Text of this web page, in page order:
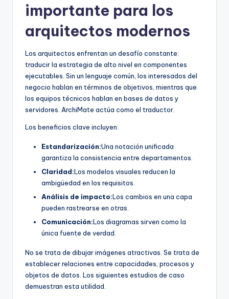
importante para los
arquitectos modernos
Los arquitectos enfrentan un desafío constante:
traducir la estrategia de alto nivel en componentes
ejecutables. Sin un lenguaje común, los interesados del
negocio hablan en términos de objetivos, mientras que
los equipos técnicos hablan en bases de datos y
servidores. ArchiMate actúa como el traductor.
Los beneficios clave incluyen:
Estandarización:Una notación unificada
garantiza la consistencia entre departamentos.
Claridad:Los modelos visuales reducen la
ambigüedad en los requisitos.
Análisis de impacto:Los cambios en una capa
pueden rastrearse en otras.
Comunicación:Los diagramas sirven como la
única fuente de verdad.
No se trata de dibujar imágenes atractivas. Se trata de
establecer relaciones entre capacidades, procesos y
objetos de datos. Los siguientes estudios de caso
demuestran esta utilidad.